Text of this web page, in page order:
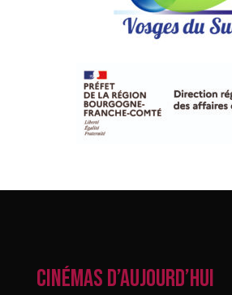
CINÉMAS D’AUJOURD’HUI